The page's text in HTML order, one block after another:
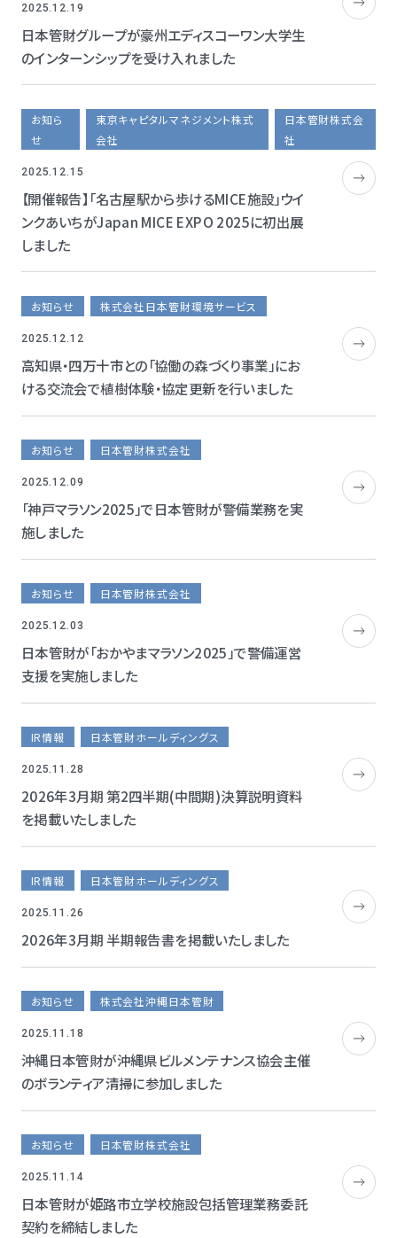
2025.12.19
日本管財グループが豪州エディスコーワン大学生
のインターンシップを受け入れました
お知ら
せ
東京キャピタルマネジメント株式
会社
日本管財株式会
社
2025.12.15
【開催報告】「名古屋駅から歩けるMICE施設」ウイ
ンクあいちがJapan MICE EXPO 2025に初出展
しました
お知らせ 株式会社日本管財環境サービス
2025.12.12
高知県・四万十市との「協働の森づくり事業」にお
ける交流会で植樹体験・協定更新を行いました
お知らせ 日本管財株式会社
2025.12.09
「神戸マラソン2025」で日本管財が警備業務を実
施しました
お知らせ 日本管財株式会社
2025.12.03
日本管財が「おかやまマラソン2025」で警備運営
支援を実施しました
IR情報 日本管財ホールディングス
2025.11.28
2026年3月期 第2四半期(中間期)決算説明資料
を掲載いたしました
IR情報 日本管財ホールディングス
2025.11.26
2026年3月期 半期報告書を掲載いたしました
お知らせ 株式会社沖縄日本管財
2025.11.18
沖縄日本管財が沖縄県ビルメンテナンス協会主催
のボランティア清掃に参加しました
お知らせ 日本管財株式会社
2025.11.14
日本管財が姫路市立学校施設包括管理業務委託
契約を締結しました